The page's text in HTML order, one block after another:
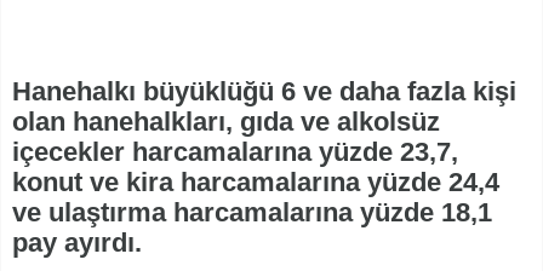
Hanehalkı büyüklüğü 6 ve daha fazla kişi
olan hanehalkları, gıda ve alkolsüz
içecekler harcamalarına yüzde 23,7,
konut ve kira harcamalarına yüzde 24,4
ve ulaştırma harcamalarına yüzde 18,1
pay ayırdı.